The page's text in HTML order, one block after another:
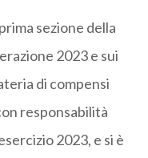
sezione della
2023 e sui
di compensi
responsabilità
2023, e si è